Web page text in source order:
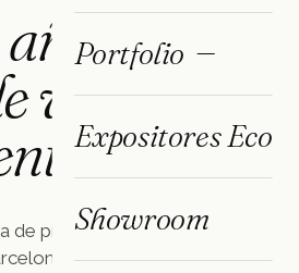
Portfolio
Expositores Eco
Showroom
de
venta,
de proyectos fabricados en
De edición especial de